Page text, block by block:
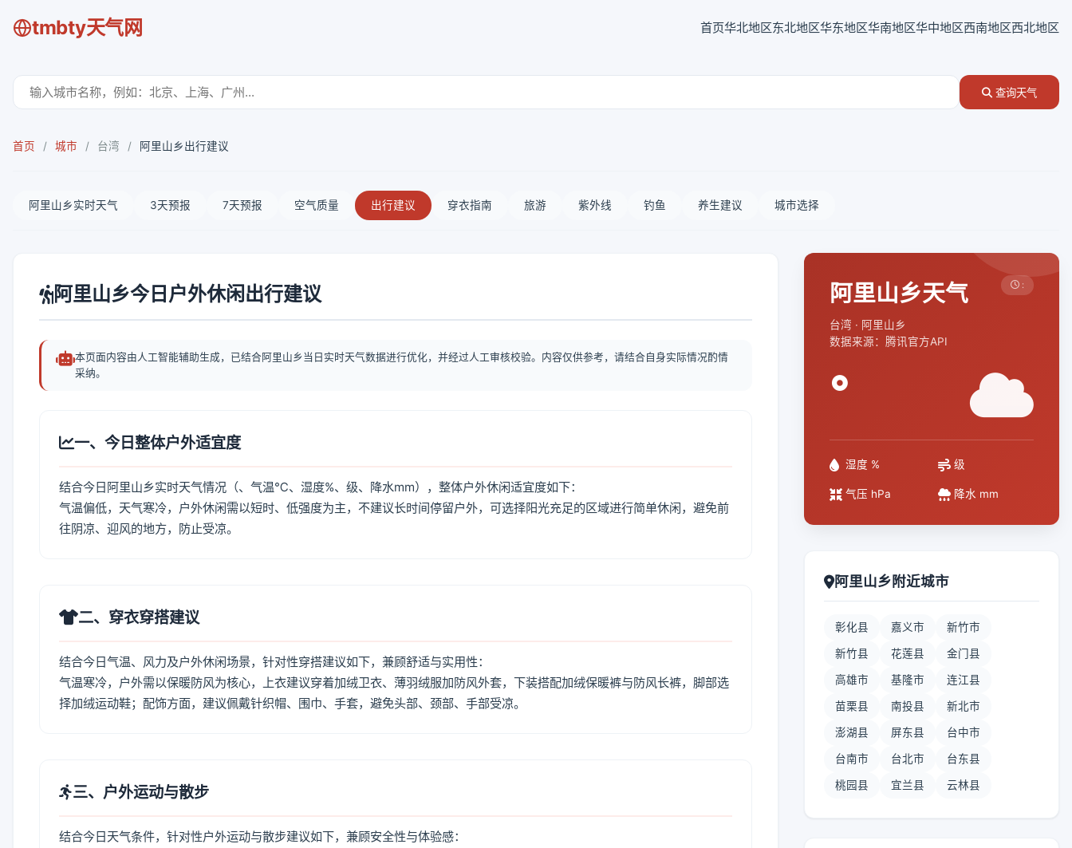
tmbty天气网 首页华北地区东北地区华东地区华南地区华中地区西南地区西北地区
查询天气
首页 / 城市 / 台湾 / 阿里山乡出行建议
阿里山乡实时天气 3天预报 7天预报 空气质量 出行建议 穿衣指南 旅游 紫外线 钓鱼 养生建议 城市选择
阿里山乡今日户外休闲出行建议
本页面内容由人工智能辅助生成，已结合阿里山乡当日实时天气数据进行优化，并经过人工审核校验。内容仅供参考，请结合自身实际情况酌情
采纳。
一、今日整体户外适宜度
结合今日阿里山乡实时天气情况（、气温℃、湿度%、级、降水mm），整体户外休闲适宜度如下：
气温偏低，天气寒冷，户外休闲需以短时、低强度为主，不建议长时间停留户外，可选择阳光充足的区域进行简单休闲，避免前
往阴凉、迎风的地方，防止受凉。
二、穿衣穿搭建议
结合今日气温、风力及户外休闲场景，针对性穿搭建议如下，兼顾舒适与实用性：
气温寒冷，户外需以保暖防风为核心，上衣建议穿着加绒卫衣、薄羽绒服加防风外套，下装搭配加绒保暖裤与防风长裤，脚部选
择加绒运动鞋；配饰方面，建议佩戴针织帽、围巾、手套，避免头部、颈部、手部受凉。
三、户外运动与散步
结合今日天气条件，针对性户外运动与散步建议如下，兼顾安全性与体验感：
阿里山乡天气
台湾 · 阿里山乡
数据来源：腾讯官方API
:
°
湿度 % 级
气压 hPa 降水 mm
阿里山乡附近城市
彰化县 嘉义市 新竹市
新竹县 花莲县 金门县
高雄市 基隆市 连江县
苗栗县 南投县 新北市
澎湖县 屏东县 台中市
台南市 台北市 台东县
桃园县 宜兰县 云林县